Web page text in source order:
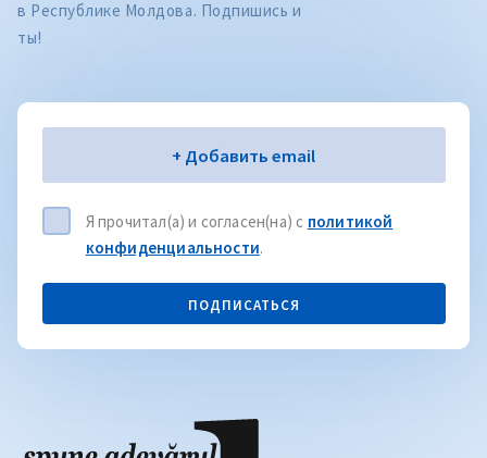
в Республике Молдова. Подпишись и
ты!
Электронная почта+ Добавить email
Я прочитал(а) и согласен(на) с политикой
конфиденциальности.
ПОДПИСАТЬСЯ